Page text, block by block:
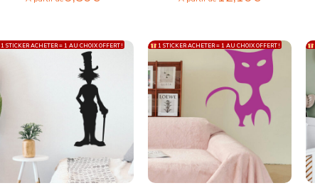
1 STICKER ACHETER = 1 AU CHOIX OFFERT ! 1 STICKER ACHETER = 1 AU CHOIX OFFERT !